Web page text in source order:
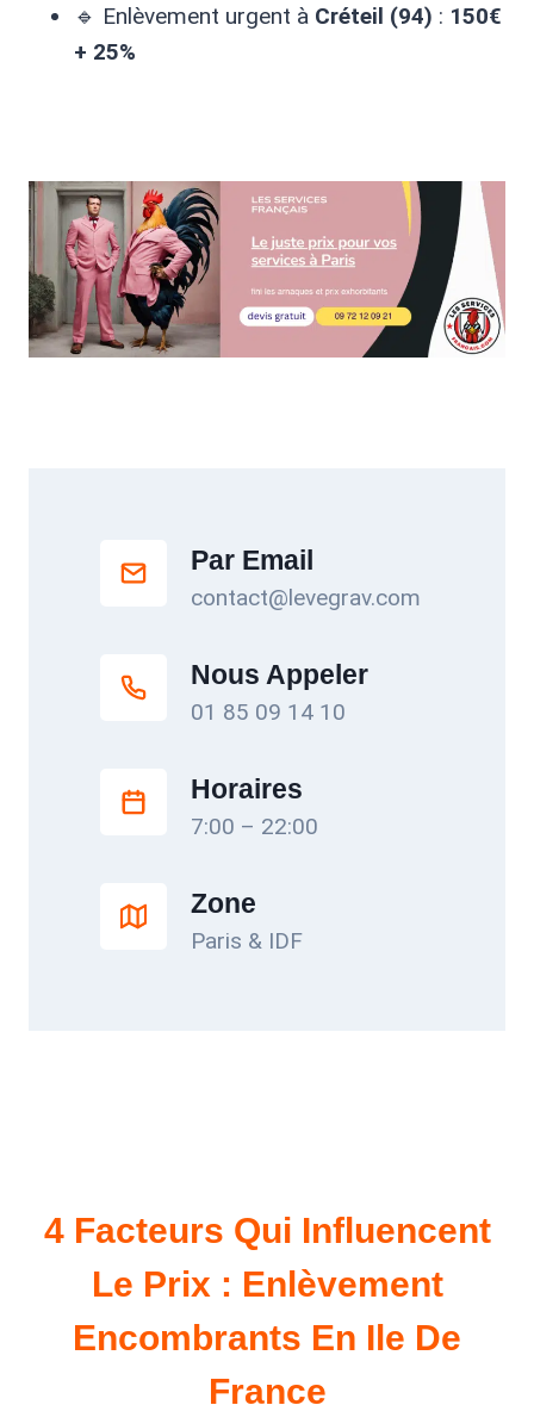
🔹 Enlèvement urgent à Créteil (94) : 150€
+ 25%
Par Email
contact@levegrav.com
Nous Appeler
01 85 09 14 10
Horaires
7:00 – 22:00
Zone
Paris & IDF
4 Facteurs Qui Influencent
Le Prix : Enlèvement
Encombrants En Ile De
France